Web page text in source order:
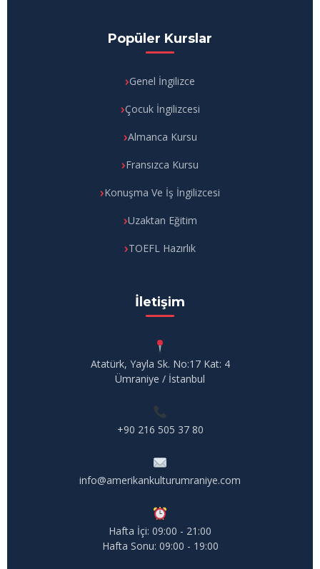
Popüler Kurslar
Genel İngilizce
Çocuk İngilizcesi
Almanca Kursu
Fransızca Kursu
Konuşma Ve İş İngilizcesi
Uzaktan Eğitim
TOEFL Hazırlık
İletişim
Atatürk, Yayla Sk. No:17 Kat: 4
Ümraniye / İstanbul
+90 216 505 37 80
info@amerikankulturumraniye.com
Hafta İçi: 09:00 - 21:00
Hafta Sonu: 09:00 - 19:00